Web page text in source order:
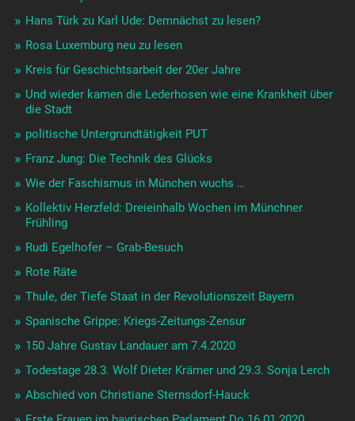
Hans Türk zu Karl Ude: Demnächst zu lesen?
Rosa Luxemburg neu zu lesen
Kreis für Geschichtsarbeit der 20er Jahre
Und wieder kamen die Lederhosen wie eine Krankheit über
die Stadt
politische Untergrundtätigkeit PUT
Franz Jung: Die Technik des Glücks
Wie der Faschismus in München wuchs …
Kollektiv Herzfeld: Dreieinhalb Wochen im Münchner
Frühling
Rudi Egelhofer – Grab-Besuch
Rote Räte
Thule, der Tiefe Staat in der Revolutionszeit Bayern
Spanische Grippe: Kriegs-Zeitungs-Zensur
150 Jahre Gustav Landauer am 7.4.2020
Todestage 28.3. Wolf Dieter Krämer und 29.3. Sonja Lerch
Abschied von Christiane Sternsdorf-Hauck